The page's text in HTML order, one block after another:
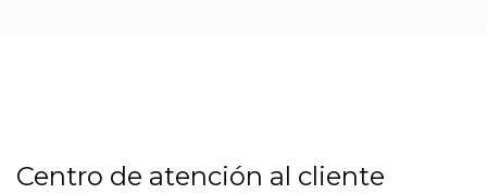
Centro de atención al cliente